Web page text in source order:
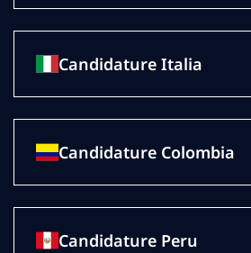
Candidature Italia
Candidature Colombia
Candidature Peru